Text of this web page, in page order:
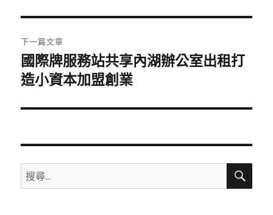
覽
文
章:
下一篇文章
下
一
文
國際牌服務站共享內湖辦公室出租打
造小資本加盟創業
搜
尋
搜